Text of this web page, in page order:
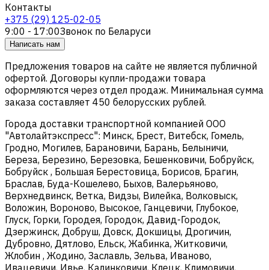
Контакты
+375 (29) 125-02-05
9:00 - 17:00Звонок по Беларуси
Написать нам
Предложения товаров на сайте не является публичной
офертой. Договоры купли-продажи товара
оформляются через отдел продаж. Минимальная сумма
заказа составляет 450 белорусских рублей.
Города доставки транспортной компанией ООО
"Автолайтэкспресс": Минск, Брест, Витебск, Гомель,
Гродно, Могилев, Барановичи, Барань, Белыничи,
Береза, Березино, Березовка, Бешенковичи, Бобруйск,
Бобруйск , Большая Берестовица, Борисов, Брагин,
Браслав, Буда-Кошелево, Быхов, Валерьяново,
Верхнедвинск, Ветка, Видзы, Вилейка, Волковыск,
Воложин, Вороново, Высокое, Ганцевичи, Глубокое,
Глуск, Горки, Городея, Городок, Давид-Городок,
Дзержинск, Добруш, Довск, Докшицы, Дрогичин,
Дубровно, Дятлово, Ельск, Жабинка, Житковичи,
Жлобин , Жодино, Заславль, Зельва, Иваново,
Ивацевичи, Ивье, Калинковичи, Клецк, Климовичи,